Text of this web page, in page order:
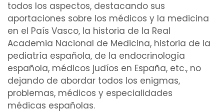
todos los aspectos, destacando sus
aportaciones sobre los médicos y la medicina
en el País Vasco, la historia de la Real
Academia Nacional de Medicina, historia de la
pediatría española, de la endocrinología
española, médicos judíos en España, etc., no
dejando de abordar todos los enigmas,
problemas, médicos y especialidades
médicas españolas.